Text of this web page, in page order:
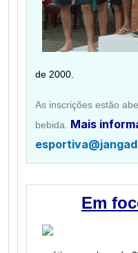
de 2000.
As inscrições estão
bebida. Mais
Em